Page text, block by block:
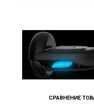
СРАВНЕНИЕ